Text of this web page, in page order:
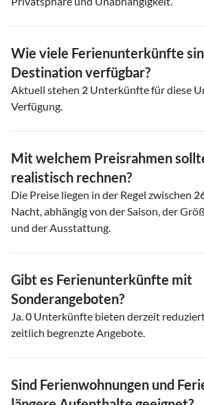
Wie viele Ferienunterkünfte
Destination verfügbar?
Aktuell stehen 2 Unterkünfte für diese
Verfügung.
Mit welchem Preisrahmen
realistisch rechnen?
Die Preise liegen in der Regel zwischen
Nacht, abhängig von der Saison, der
und der Ausstattung.
Gibt es Ferienunterkünfte mit
Sonderangeboten?
Ja. 0 Unterkünfte bieten derzeit
zeitlich begrenzte Angebote.
Sind Ferienwohnungen und